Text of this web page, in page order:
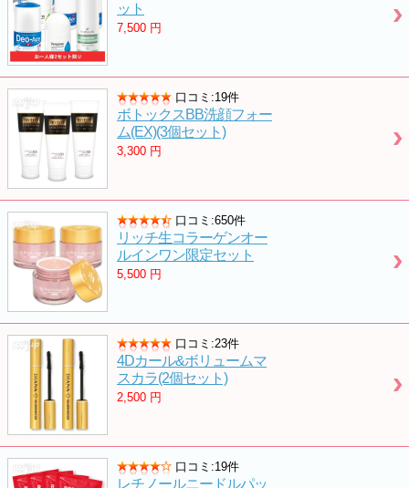
ット
7,500 円
口コミ:19件
ボトックスBB洗顔フォー
ム(EX)(3個セット)
3,300 円
口コミ:650件
リッチ生コラーゲンオー
ルインワン限定セット
5,500 円
口コミ:23件
4Dカール&ボリュームマ
スカラ(2個セット)
2,500 円
口コミ:19件
レチノールニードルパッ